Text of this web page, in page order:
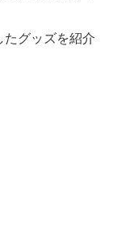
たグッズを紹介